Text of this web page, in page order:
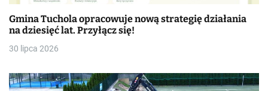
Gmina Tuchola opracowuje nową strategię działania
na dziesięć lat. Przyłącz się!
30 lipca 2026